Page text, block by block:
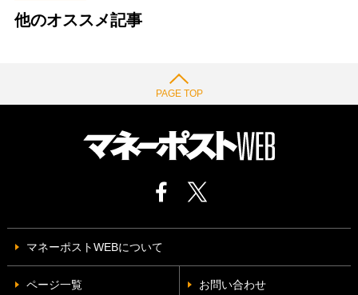
他のオススメ記事
PAGE TOP
マネーポストWEBについて
ページ一覧 お問い合わせ